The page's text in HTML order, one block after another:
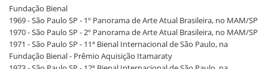
Fundação Bienal
1969 - São Paulo SP - 1º Panorama de Arte Atual Brasileira, no MAM/SP
1970 - São Paulo SP - 2º Panorama de Arte Atual Brasileira, no MAM/SP
1971 - São Paulo SP - 11ª Bienal Internacional de São Paulo, na
Fundação Bienal - Prêmio Aquisição Itamaraty